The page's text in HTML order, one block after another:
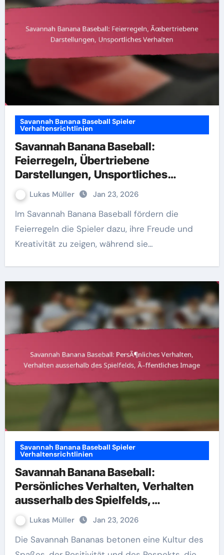
Savannah Banana Baseball Spieler
Verhaltensrichtlinien
Savannah Banana Baseball:
Feierregeln, Übertriebene
Darstellungen, Unsportliches
Verhalten
Lukas Müller Jan 23, 2026
Im Savannah Banana Baseball fördern die
Feierregeln die Spieler dazu, ihre Freude und
Kreativität zu zeigen, während sie…
Savannah Banana Baseball Spieler
Verhaltensrichtlinien
Savannah Banana Baseball:
Persönliches Verhalten, Verhalten
ausserhalb des Spielfelds,
Öffentliches Image
Lukas Müller Jan 23, 2026
Die Savannah Bananas betonen eine Kultur des